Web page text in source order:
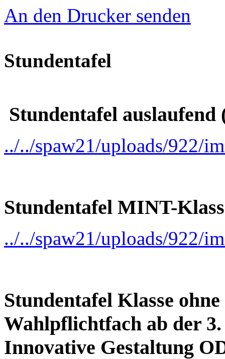
An den Drucker senden
Stundentafel
Stundentafel
../../spaw21/uploads/922/
Stundentafel MINT-
../../spaw21/uploads/922/
Stundentafel Klasse
Wahlpflichtfach ab der
Innovative Gestaltung